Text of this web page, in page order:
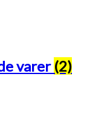
varer (2)